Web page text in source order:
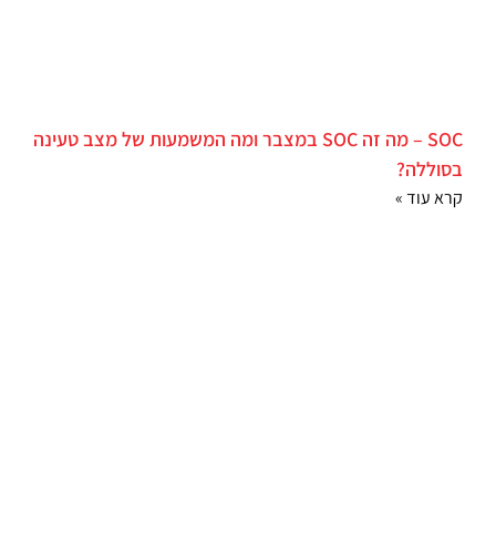
SOC – מה זה SOC במצבר ומה המשמעות של מצב טעינה
בסוללה?
קרא עוד »